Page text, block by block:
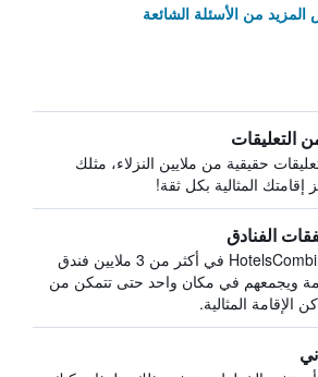
من الأسئلة الشائعة
التعليقات
حقيقية من ملايين النزلاء، مثلك
إقامتك المثالية بكل ثقة!
الفنادق
يبحث HotelsCombined في أكثر من 3 ملايين فندق
ويجمعهم في مكان واحد حتى تتمكن من
الإقامة المثالية.